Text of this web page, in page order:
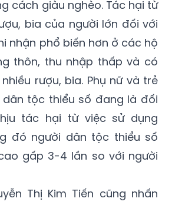
rượu, bia ở mức có hại
tố nguy cơ có thể góp phần
cách giàu nghèo. Tác hại từ
bia của người lớn đối với
nhận phổ biến hơn ở các hộ
thôn, thu nhập thấp và có
rượu, bia. Phụ nữ và trẻ
tộc thiểu số đang là đối
tác hại từ việc sử dụng
đó người dân tộc thiểu số
gấp 3-4 lần so với người